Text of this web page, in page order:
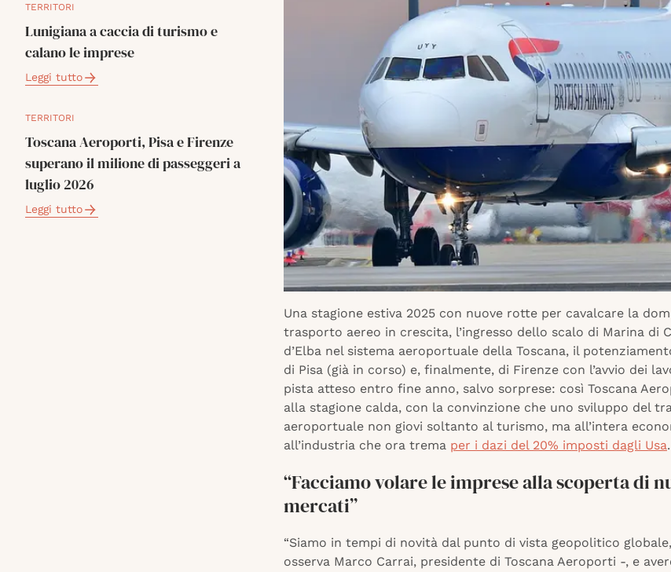
TERRITORI
Lunigiana a caccia di turismo e
calano le imprese
Leggi tutto
TERRITORI
Toscana Aeroporti, Pisa e Firenze
superano il milione di passeggeri a
luglio 2026
Leggi tutto
Una stagione estiva 2025 con nuove rotte per cavalcare la
trasporto aereo in crescita, l’ingresso dello scalo di Marina di
d’Elba nel sistema aeroportuale della Toscana, il
di Pisa (già in corso) e, finalmente, di Firenze con l’avvio dei
pista atteso entro fine anno, salvo sorprese: così Toscana
alla stagione calda, con la convinzione che uno sviluppo del
aeroportuale non giovi soltanto al turismo, ma all’intera
all’industria che ora trema per i dazi del 20% imposti dagli Usa.
“Facciamo volare le imprese alla scoperta di
mercati”
“Siamo in tempi di novità dal punto di vista geopolitico
osserva Marco Carrai, presidente di Toscana Aeroporti -, e